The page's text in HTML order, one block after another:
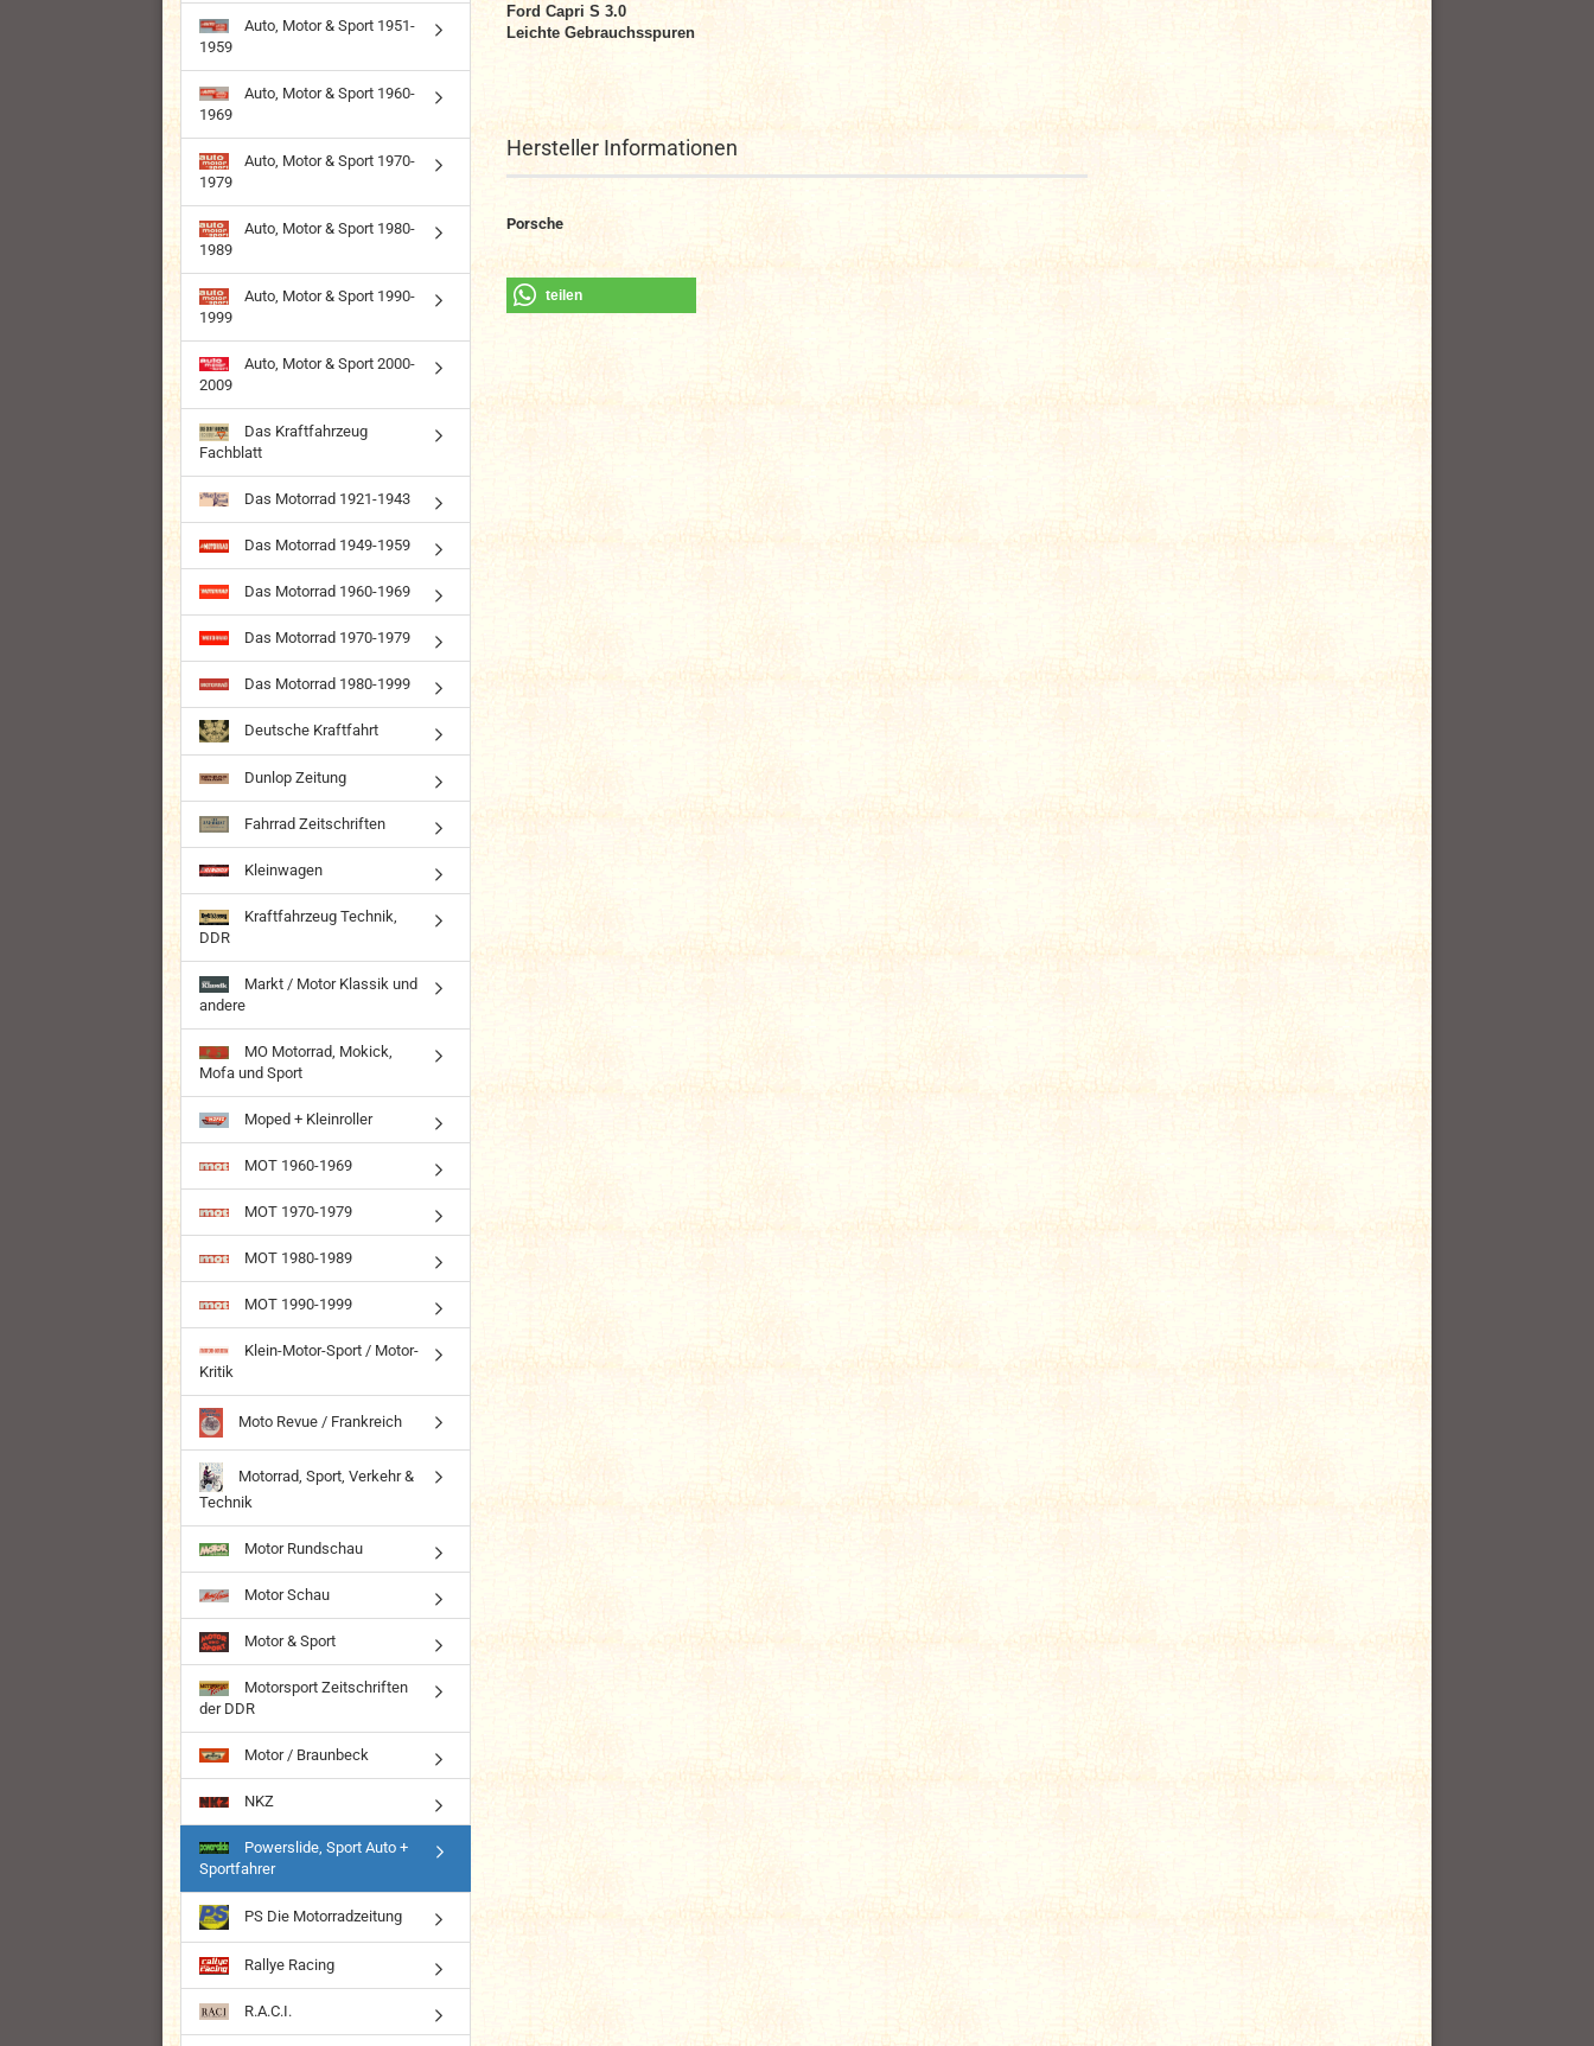
Ford Capri S 3.0
Leichte Gebrauchsspuren
Hersteller Informationen
Porsche
teilen
Auto, Motor & Sport 1951-
1959
Auto, Motor & Sport 1960-
1969
Auto, Motor & Sport 1970-
1979
Auto, Motor & Sport 1980-
1989
Auto, Motor & Sport 1990-
1999
Auto, Motor & Sport 2000-
2009
Das Kraftfahrzeug
Fachblatt
Das Motorrad 1921-1943
Das Motorrad 1949-1959
Das Motorrad 1960-1969
Das Motorrad 1970-1979
Das Motorrad 1980-1999
Deutsche Kraftfahrt
Dunlop Zeitung
Fahrrad Zeitschriften
Kleinwagen
Kraftfahrzeug Technik,
DDR
Markt / Motor Klassik und
andere
MO Motorrad, Mokick,
Mofa und Sport
Moped + Kleinroller
MOT 1960-1969
MOT 1970-1979
MOT 1980-1989
MOT 1990-1999
Klein-Motor-Sport / Motor-
Kritik
Moto Revue / Frankreich
Motorrad, Sport, Verkehr &
Technik
Motor Rundschau
Motor Schau
Motor & Sport
Motorsport Zeitschriften
der DDR
Motor / Braunbeck
NKZ
Powerslide, Sport Auto +
Sportfahrer
PS Die Motorradzeitung
Rallye Racing
R.A.C.I.